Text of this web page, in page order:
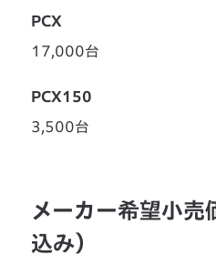
PCX
17,000台
PCX150
3,500台
メーカー希望小
込み）